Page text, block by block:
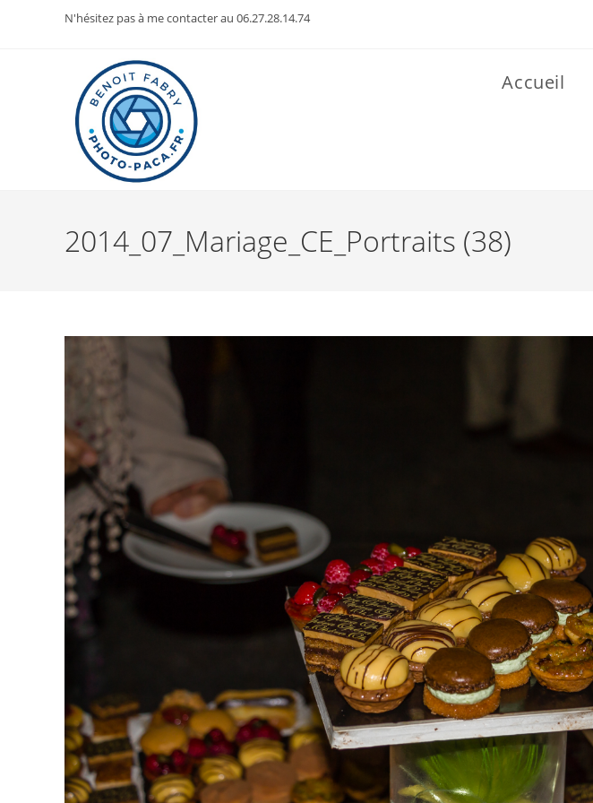
N'hésitez pas à me contacter au 06.27.28.14.74
Accueil
2014_07_Mariage_CE_Portraits (38)